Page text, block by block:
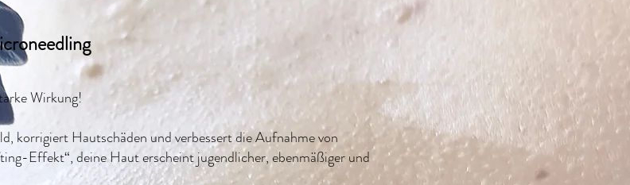
Wirkung!
korrigiert Hautschäden und verbessert die Aufnahme von
Effekt“, deine Haut erscheint jugendlicher, ebenmäßiger und